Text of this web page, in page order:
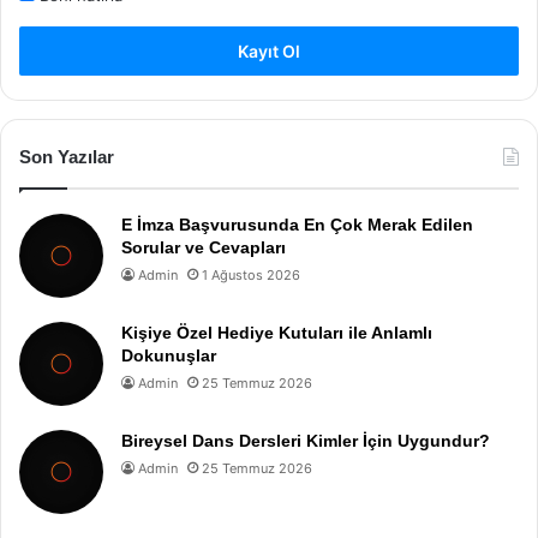
Kayıt Ol
Son Yazılar
E İmza Başvurusunda En Çok Merak Edilen
Sorular ve Cevapları
Admin 1 Ağustos 2026
Kişiye Özel Hediye Kutuları ile Anlamlı
Dokunuşlar
Admin 25 Temmuz 2026
Bireysel Dans Dersleri Kimler İçin Uygundur?
Admin 25 Temmuz 2026